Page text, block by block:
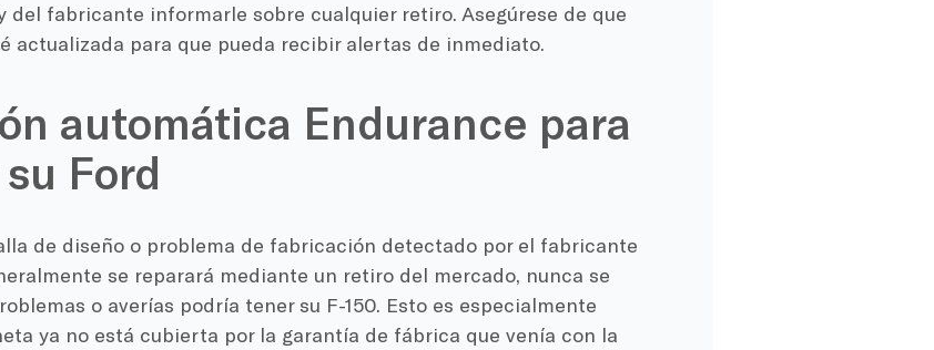
del fabricante informarle sobre cualquier retiro. Asegúrese de que
actualizada para que pueda recibir alertas de inmediato.
automática Endurance para
Ford
de diseño o problema de fabricación detectado por el fabricante
se reparará mediante un retiro del mercado, nunca se
o averías podría tener su F-150. Esto es especialmente
ya no está cubierta por la garantía de fábrica que venía con la